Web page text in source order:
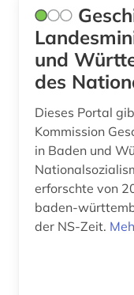
und
des
Dieses Portal
Kommission
in Baden und
erforschte von
baden-
der NS-Zeit.